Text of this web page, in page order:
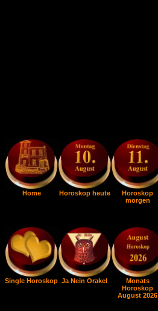
Home Horoskop heute
Horoskop
morgen
Single Horoskop Ja Nein Orakel
Monats
Horoskop
August 2026